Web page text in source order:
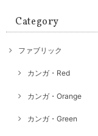
Category
ファブリック
カンガ・Red
カンガ・Orange
カンガ・Green